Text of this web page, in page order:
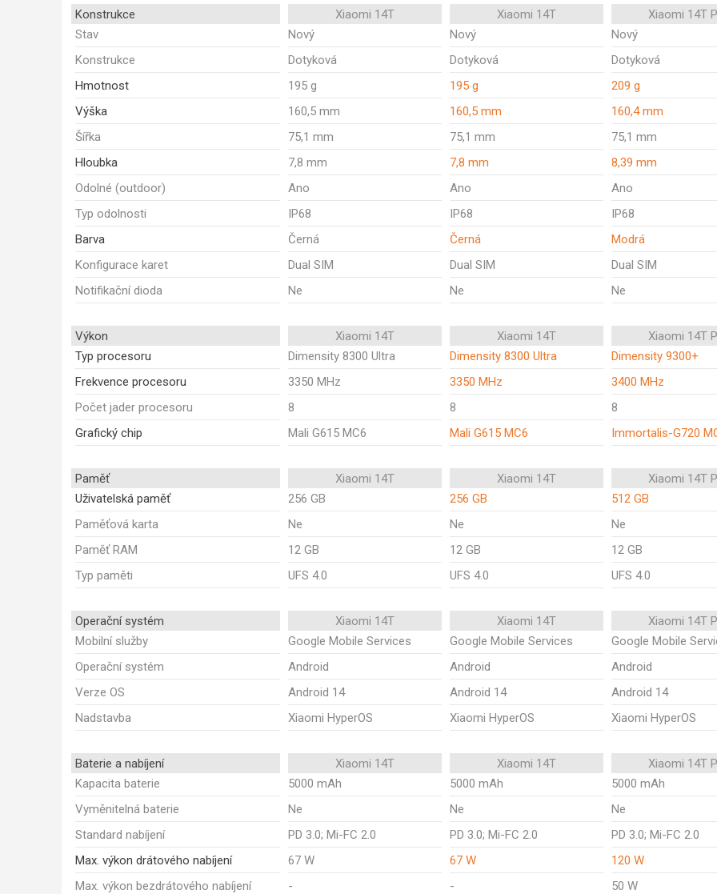
Konstrukce Xiaomi 14T Xiaomi 14T
Xiaomi 14T
Stav
Nový Nový
Nový
Konstrukce
Dotyková Dotyková
Dotyková
Hmotnost
195 g 195 g
209 g
Výška
160,5 mm 160,5 mm
160,4 mm
Šířka
75,1 mm 75,1 mm
75,1 mm
Hloubka
7,8 mm 7,8 mm
8,39 mm
Odolné (outdoor)
Ano Ano
Ano
Typ odolnosti
IP68 IP68
IP68
Barva
Černá Černá
Modrá
Konfigurace karet
Dual SIM Dual SIM
Dual SIM
Notifikační dioda
Ne Ne Ne
Výkon Xiaomi 14T Xiaomi 14T
Xiaomi 14T
Typ procesoru
Dimensity 8300 Ultra Dimensity 8300 Ultra
Dimensity 9300+
Frekvence procesoru
3350 MHz 3350 MHz
3400 MHz
Počet jader procesoru
8 8
8
Grafický chip
Mali G615 MC6 Mali G615 MC6 Immortalis-G720
Paměť Xiaomi 14T Xiaomi 14T
Xiaomi 14T
Uživatelská paměť
256 GB 256 GB
512 GB
Paměťová karta
Ne Ne
Ne
Paměť RAM
12 GB 12 GB
12 GB
Typ paměti
UFS 4.0 UFS 4.0 UFS 4.0
Operační systém Xiaomi 14T Xiaomi 14T
Xiaomi 14T
Mobilní služby
Google Mobile Services Google Mobile Services
Google Mobile
Operační systém
Android Android
Android
Verze OS
Android 14 Android 14
Android 14
Nadstavba
Xiaomi HyperOS Xiaomi HyperOS Xiaomi HyperOS
Baterie a nabíjení Xiaomi 14T Xiaomi 14T
Xiaomi 14T
Kapacita baterie
5000 mAh 5000 mAh
5000 mAh
Vyměnitelná baterie
Ne Ne
Ne
Standard nabíjení
PD 3.0; Mi-FC 2.0 PD 3.0; Mi-FC 2.0
PD 3.0; Mi-FC 2.0
Max. výkon drátového nabíjení
67 W 67 W
120 W
Max. výkon bezdrátového nabíjení
- -
50 W